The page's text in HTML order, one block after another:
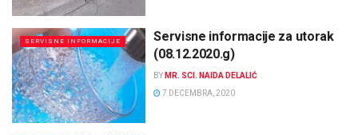
SERVISNE INFORMACIJE
Servisne informacije za utorak
(08.12.2020.g)
BY MR. SCI. NAIDA DELALIĆ
7 DECEMBRA, 2020